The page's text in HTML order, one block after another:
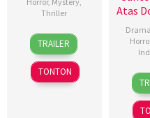
Thriller
14
Nov
2024
Chad
Bishoff
TRAILER
TONTON
Atas